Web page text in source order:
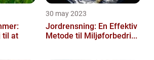
til at
30 may 2023
Jordrensning: En Effektiv
Metode til Miljøforbedri...